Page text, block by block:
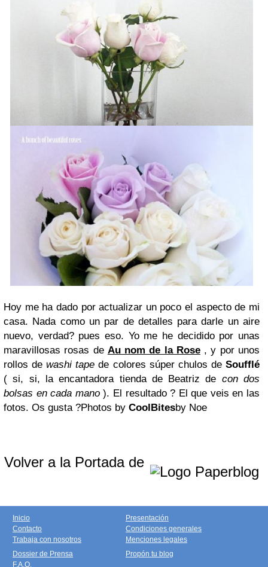
Hoy me ha dado por actualizar un poco el aspecto de mi
casa. Nada como un par de detalles para darle un aire
nuevo, verdad? pues eso. Yo me he decidido por unas
maravillosas rosas de Au nom de la Rose, y por unos
rollos dewashi tapede colores súper chulos deSoufflé
( si, si, la encantadora tienda de Beatriz de con dos
bolsas en cada mano). El resultado ? El que veis en las
fotos. Os gusta ?Photos by CoolBitesby Noe
Volver a la Portada de
Inicio
Contacto
Trabaja con nosotros
Presentación
Condiciones generales
Menciones legales
Dossier de Prensa
F.A.Q.
Propón tu blog